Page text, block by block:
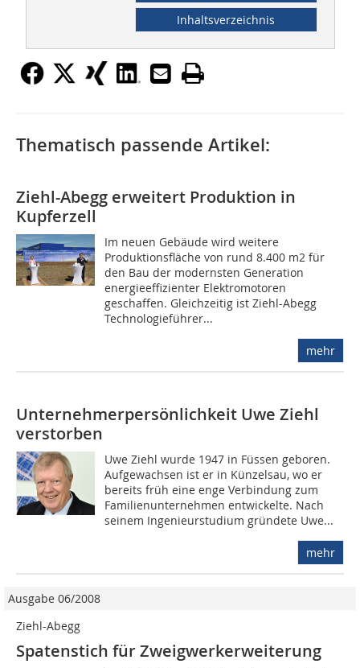
Inhaltsverzeichnis
Thematisch passende Artikel:
Ziehl-Abegg erweitert Produktion in
Kupferzell
Im neuen Gebäude wird weitere
Produktionsfläche von rund 8.400 m2 für
den Bau der modernsten Generation
energieeffizienter Elektromotoren
geschaffen. Gleichzeitig ist Ziehl-Abegg
Technologieführer...
mehr
Unternehmerpersönlichkeit Uwe Ziehl
verstorben
Uwe Ziehl wurde 1947 in Füssen geboren.
Aufgewachsen ist er in Künzelsau, wo er
bereits früh eine enge Verbindung zum
Familienunternehmen entwickelte. Nach
seinem Ingenieurstudium gründete Uwe...
mehr
Ausgabe 06/2008
Ziehl-Abegg
Spatenstich für Zweigwerkerweiterung